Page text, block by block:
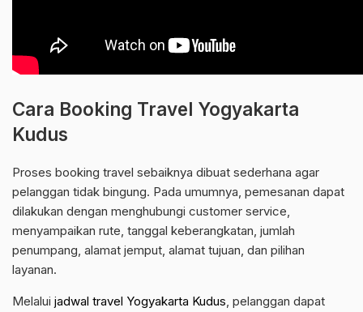
Cara Booking Travel Yogyakarta
Kudus
Proses booking travel sebaiknya dibuat sederhana agar
pelanggan tidak bingung. Pada umumnya, pemesanan dapat
dilakukan dengan menghubungi customer service,
menyampaikan rute, tanggal keberangkatan, jumlah
penumpang, alamat jemput, alamat tujuan, dan pilihan
layanan.
Melalui jadwal travel Yogyakarta Kudus, pelanggan dapat